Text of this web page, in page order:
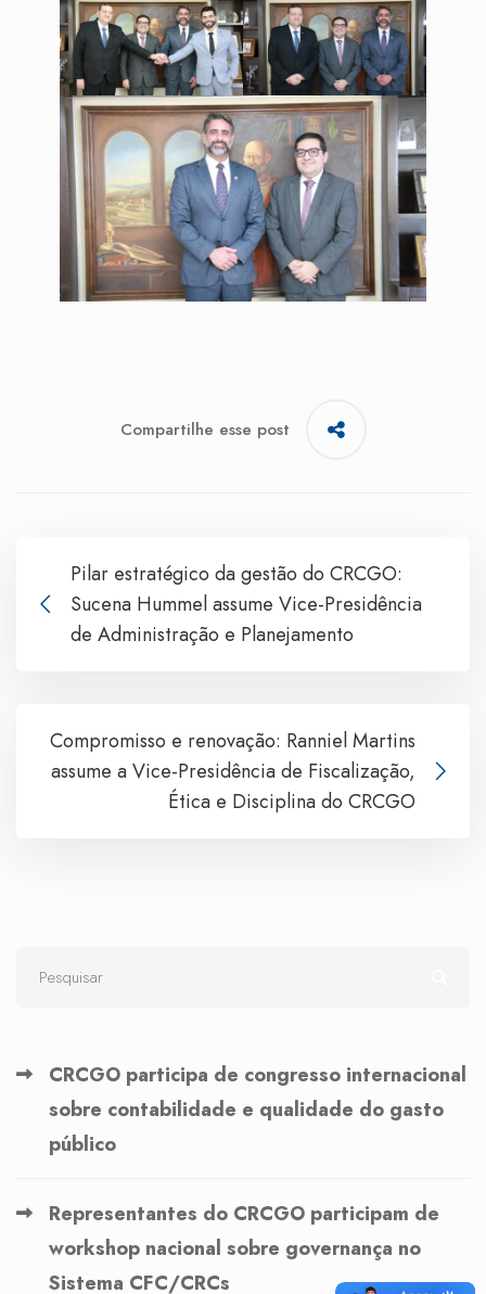
Compartilhe esse post
Pilar estratégico da gestão do CRCGO:
Sucena Hummel assume Vice-Presidência
de Administração e Planejamento
Compromisso e renovação: Ranniel Martins
assume a Vice-Presidência de Fiscalização,
Ética e Disciplina do CRCGO
CRCGO participa de congresso internacional
sobre contabilidade e qualidade do gasto
público
Representantes do CRCGO participam de
workshop nacional sobre governança no
Sistema CFC/CRCs